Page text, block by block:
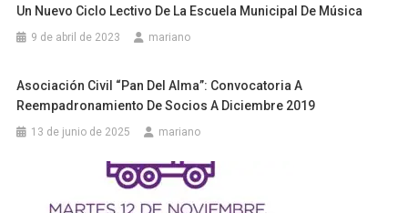
Un Nuevo Ciclo Lectivo De La Escuela Municipal De Música
9 de abril de 2023 mariano
Asociación Civil “Pan Del Alma”: Convocatoria A
Reempadronamiento De Socios A Diciembre 2019
13 de junio de 2025 mariano